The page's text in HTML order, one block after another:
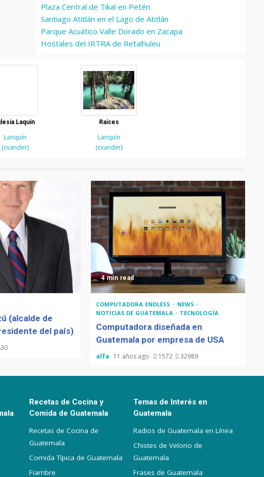
Plaza Central de Tikal en Petén
Santiago Atitlán en el Lago de Atitlán
Parque Acuático Valle Dorado en Zacapa
Hostales del IRTRA de Retalhuleu
Laquín
Lanquín
(cvander)
Raíces
Lanquín
(cvander)
(alcalde de
del país)
4 min read
COMPUTADORA ENDLESS
NEWS
NOTICIAS DE GUATEMALA
TECNOLOGÍA
Computadora diseñada en
Guatemala por empresa de USA
alfa 11 años ago 1572 32989
Recetas de Cocina y
Comida de Guatemala
Recetas de Cocina de
Guatemala
Comida Típica de Guatemala
Fiambre
Temas de Interés en
Guatemala
Radios de Guatemala en Línea
Chistes de Velorio de
Guatemala
Frases de Guatemala